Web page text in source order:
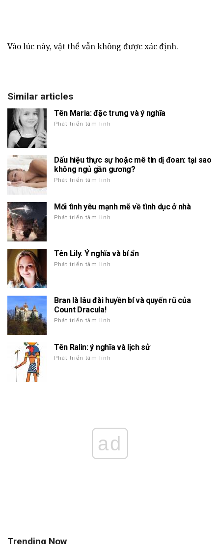
Vào lúc này, vật thể vẫn không được xác định.
Similar articles
Tên Maria: đặc trưng và ý nghĩa
Phát triển tâm linh
Dấu hiệu thực sự hoặc mê tín dị đoan: tại sao
không ngủ gần gương?
Phát triển tâm linh
Mối tình yêu mạnh mẽ về tình dục ở nhà
Phát triển tâm linh
Tên Lily. Ý nghĩa và bí ẩn
Phát triển tâm linh
Bran là lâu đài huyền bí và quyến rũ của
Count Dracula!
Phát triển tâm linh
Tên Ralin: ý nghĩa và lịch sử
Phát triển tâm linh
ad
Trending Now